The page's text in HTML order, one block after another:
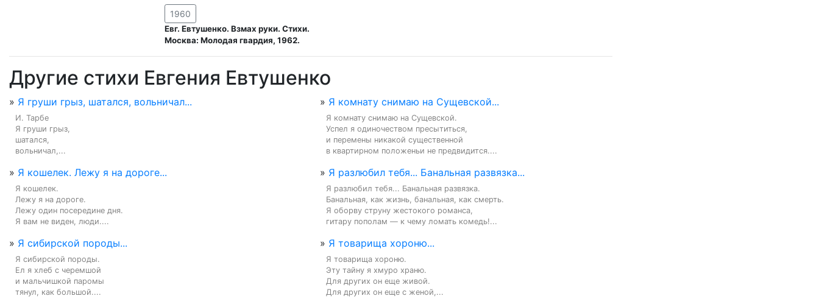
1960
Евг. Евтушенко. Взмах руки. Стихи.
Москва: Молодая гвардия, 1962.
Другие стихи Евгения Евтушенко
» Я груши грыз, шатался, вольничал...
И. Тарбе
Я груши грыз,
шатался,
вольничал,...
» Я комнату снимаю на Сущевской...
Я комнату снимаю на Сущевской.
Успел я одиночеством пресытиться,
и перемены никакой существенной
в квартирном положеньи не предвидится....
» Я кошелек. Лежу я на дороге...
Я кошелек.
Лежу я на дороге.
Лежу один посередине дня.
Я вам не виден, люди....
» Я разлюбил тебя... Банальная развязка...
Я разлюбил тебя... Банальная развязка.
Банальная, как жизнь, банальная, как смерть.
Я оборву струну жестокого романса,
гитару пополам — к чему ломать комедь!...
» Я сибирской породы...
Я сибирской породы.
Ел я хлеб с черемшой
и мальчишкой паромы
тянул, как большой....
» Я товарища хороню...
Я товарища хороню.
Эту тайну я хмуро храню.
Для других он еще живой.
Для других он еще с женой,...